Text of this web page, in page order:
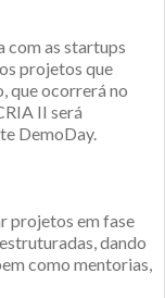
com as startups
projetos que
que ocorrerá no
II será
DemoDay.
projetos em fase
dando
como mentorias,